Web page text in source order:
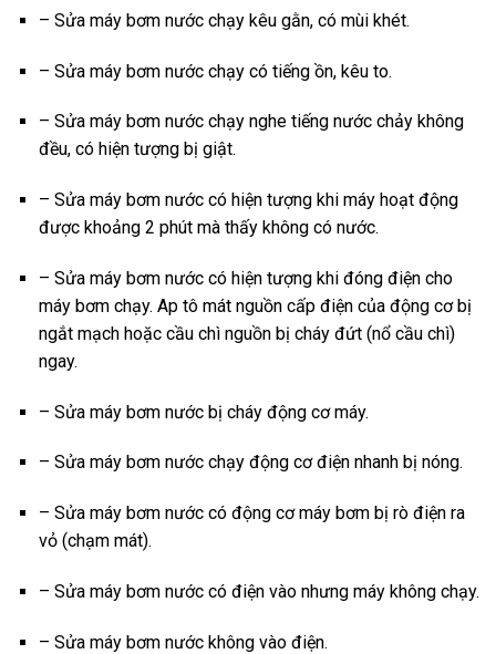
– Sửa máy bơm nước chạy kêu gằn, có mùi khét.
– Sửa máy bơm nước chạy có tiếng ồn, kêu to.
– Sửa máy bơm nước chạy nghe tiếng nước chảy không
đều, có hiện tượng bị giật.
– Sửa máy bơm nước có hiện tượng khi máy hoạt động
được khoảng 2 phút mà thấy không có nước.
– Sửa máy bơm nước có hiện tượng khi đóng điện cho
máy bơm chạy. Ap tô mát nguồn cấp điện của động cơ bị
ngắt mạch hoặc cầu chì nguồn bị cháy đứt (nổ cầu chì)
ngay.
– Sửa máy bơm nước bị cháy động cơ máy.
– Sửa máy bơm nước chạy động cơ điện nhanh bị nóng.
– Sửa máy bơm nước có động cơ máy bơm bị rò điện ra
vỏ (chạm mát).
– Sửa máy bơm nước có điện vào nhưng máy không chạy.
– Sửa máy bơm nước không vào điện.